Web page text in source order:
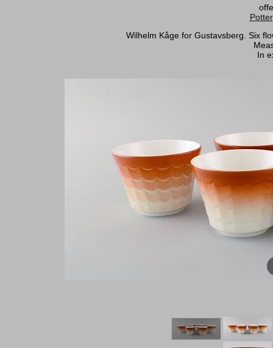
Wilhelm Kåge for Gustavsberg. Six
In